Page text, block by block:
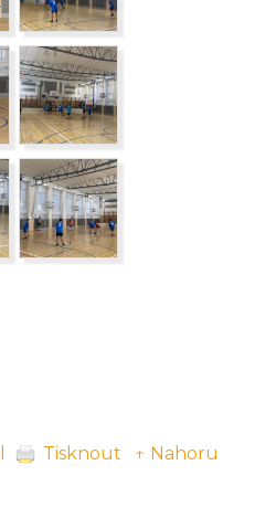
Tisknout ↑ Nahoru